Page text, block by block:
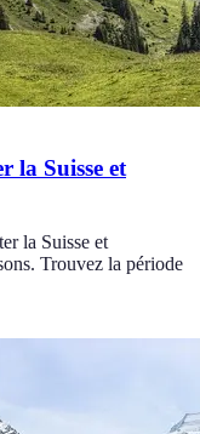
la Suisse et
la Suisse et
Trouvez la période